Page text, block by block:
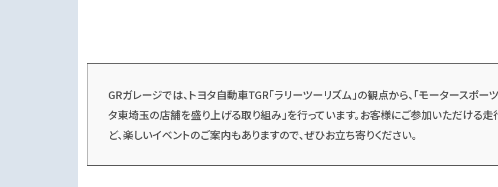
GRガレージでは、トヨタ自動車TGR「ラリーツーリズム」の観点から、「モータースポー
タ東埼玉の店舗を盛り上げる取り組み」を行っています。お客様にご参加いただける
ど、楽しいイベントのご案内もありますので、ぜひお立ち寄りください。